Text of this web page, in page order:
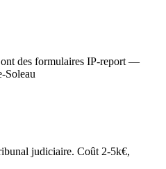
des formulaires IP-report —
Soleau
judiciaire. Coût 2-5k€,